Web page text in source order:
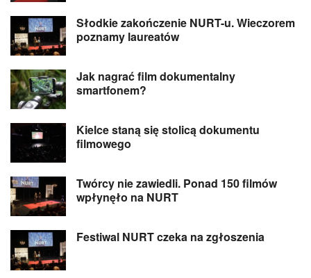
Słodkie zakończenie NURT-u. Wieczorem
poznamy laureatów
Jak nagrać film dokumentalny
smartfonem?
Kielce staną się stolicą dokumentu
filmowego
Twórcy nie zawiedli. Ponad 150 filmów
wpłynęło na NURT
Festiwal NURT czeka na zgłoszenia